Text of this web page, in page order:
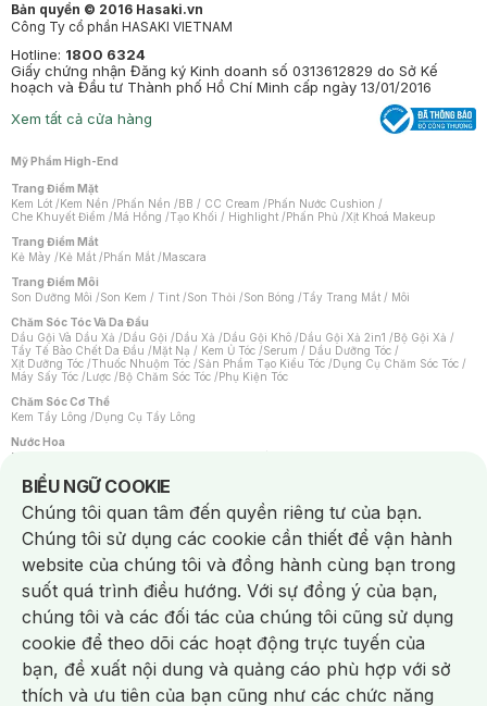
Bản quyền © 2016 Hasaki.vn
Công Ty cổ phần HASAKI VIETNAM
Hotline: 1800 6324
Giấy chứng nhận Đăng ký Kinh doanh số 0313612829 do Sở Kế
hoạch và Đầu tư Thành phố Hồ Chí Minh cấp ngày 13/01/2016
Xem tất cả cửa hàng
Mỹ Phẩm High-End
Trang Điểm Mặt
Kem Lót /Kem Nền /Phấn Nền /BB / CC Cream /Phấn Nước Cushion /
Che Khuyết Điểm /Má Hồng /Tạo Khối / Highlight /Phấn Phủ /Xịt Khoá Makeup
Trang Điểm Mắt
Kẻ Mày /Kẻ Mắt /Phấn Mắt /Mascara
Trang Điểm Môi
Son Dưỡng Môi /Son Kem / Tint /Son Thỏi /Son Bóng /Tẩy Trang Mắt / Môi
Chăm Sóc Tóc Và Da Đầu
Dầu Gội Và Dầu Xả /Dầu Gội /Dầu Xả /Dầu Gội Khô /Dầu Gội Xả 2in1 /Bộ Gội Xả /
Tẩy Tế Bào Chết Da Đầu /Mặt Nạ / Kem Ủ Tóc /Serum / Dầu Dưỡng Tóc /
Xịt Dưỡng Tóc /Thuốc Nhuộm Tóc /Sản Phẩm Tạo Kiểu Tóc /Dụng Cụ Chăm Sóc Tóc /
Máy Sấy Tóc /Lược /Bộ Chăm Sóc Tóc /Phụ Kiện Tóc
Chăm Sóc Cơ Thể
Kem Tẩy Lông /Dụng Cụ Tẩy Lông
Nước Hoa
Nước Hoa Nữ
Chăm Sóc Cá Nhân
Chống Muỗi /Khẩu Trang /Máy Massage/Mặt Nạ Xông Hơi /Nước Rửa Tay/
Sản Phẩm Chăm Sóc Khác /Bàn Chải Đánh Răng /Bàn Chải Điện/
Hỗ Trợ Trắng Răng/Kem Đánh Răng /Máy Tăm Nước/ Nước Súc Miệng/
Tăm / Chỉ Nha Khoa/ Xịt Thơm Miệng / Dung Dịch Vệ Sinh/Dưỡng Vùng Kín/
Khăn Ướt Vệ Sinh Vùng Kín/Băng Vệ Sinh/Tampon/Bọt Cạo Râu /Dao Cạo Râu/
Máy Cạo Râu
Vấn Đề Về Da
Da Dầu / Lỗ Chân Lông To/ Da Khô / Mất Nước/ Da Lão Hóa/ Da Mụn/
Da Nhạy Cảm / Kích Ứng
Da Xỉn Màu Thâm / Nám / Tàn Nhang
Quầng Thâm & Bọng Mắt /Sẹo /Viêm Da Cơ Địa
Dụng Cụ / Phụ Kiện Chăm Sóc Da
Bông Tẩy Trang
Khăn Lau Mặt Khô Dụng Cụ / Máy Rửa Mặt Máy Chăm Sóc Da
Dụng Cụ Chăm Sóc Khác
BIỂU NGỮ COOKIE
Notice about cookies usage
Chúng tôi quan tâm đến quyền riêng tư của bạn.
Chúng tôi sử dụng các cookie cần thiết để vận hành
website của chúng tôi và đồng hành cùng bạn trong
suốt quá trình điều hướng. Với sự đồng ý của bạn,
chúng tôi và các đối tác của chúng tôi cũng sử dụng
cookie để theo dõi các hoạt động trực tuyến của
bạn, đề xuất nội dung và quảng cáo phù hợp với sở
thích và ưu tiên của bạn cũng như các chức năng